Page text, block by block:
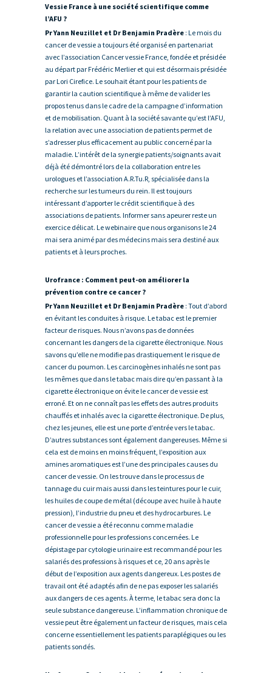
Vessie France à une société scientifique comme
l’AFU ?
Pr Yann Neuzillet et Dr Benjamin Pradère : Le mois du
cancer de vessie a toujours été organisé en partenariat
avec l’association Cancer vessie France, fondée et présidée
au départ par Frédéric Merlier et qui est désormais présidée
par Lori Cirefice. Le souhait étant pour les patients de
garantir la caution scientifique à même de valider les
propos tenus dans le cadre de la campagne d’information
et de mobilisation. Quant à la société savante qu’est l’AFU,
la relation avec une association de patients permet de
s’adresser plus efficacement au public concerné par la
maladie. L’intérêt de la synergie patients/soignants avait
déjà été démontré lors de la collaboration entre les
urologues et l’association A.R.Tu.R, spécialisée dans la
recherche sur les tumeurs du rein. Il est toujours
intéressant d’apporter le crédit scientifique à des
associations de patients. Informer sans apeurer reste un
exercice délicat. Le webinaire que nous organisons le 24
mai sera animé par des médecins mais sera destiné aux
patients et à leurs proches.
Urofrance : Comment peut-on améliorer la
prévention contre ce cancer ?
Pr Yann Neuzillet et Dr Benjamin Pradère : Tout d’abord
en évitant les conduites à risque. Le tabac est le premier
facteur de risques. Nous n’avons pas de données
concernant les dangers de la cigarette électronique. Nous
savons qu’elle ne modifie pas drastiquement le risque de
cancer du poumon. Les carcinogènes inhalés ne sont pas
les mêmes que dans le tabac mais dire qu’en passant à la
cigarette électronique on évite le cancer de vessie est
erroné. Et on ne connaît pas les effets des autres produits
chauffés et inhalés avec la cigarette électronique. De plus,
chez les jeunes, elle est une porte d’entrée vers le tabac.
D’autres substances sont également dangereuses. Même si
cela est de moins en moins fréquent, l’exposition aux
amines aromatiques est l’une des principales causes du
cancer de vessie. On les trouve dans le processus de
tannage du cuir mais aussi dans les teintures pour le cuir,
les huiles de coupe de métal (découpe avec huile à haute
pression), l’industrie du pneu et des hydrocarbures. Le
cancer de vessie a été reconnu comme maladie
professionnelle pour les professions concernées. Le
dépistage par cytologie urinaire est recommandé pour les
salariés des professions à risques et ce, 20 ans après le
début de l’exposition aux agents dangereux. Les postes de
travail ont été adaptés afin de ne pas exposer les salariés
aux dangers de ces agents. À terme, le tabac sera donc la
seule substance dangereuse. L’inflammation chronique de
vessie peut être également un facteur de risques, mais cela
concerne essentiellement les patients paraplégiques ou les
patients sondés.